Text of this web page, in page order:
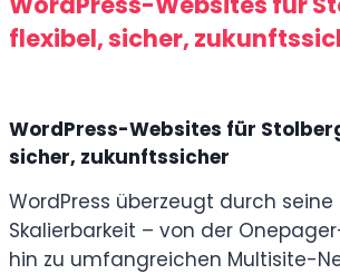
flexibel, sicher,
WordPress-Websites für
sicher, zukunftssicher
WordPress überzeugt durch
Skalierbarkeit – von der
hin zu umfangreichen Multisite-